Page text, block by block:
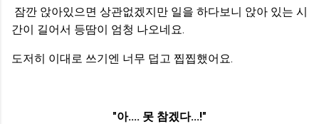
잠깐 앉아있으면 상관없겠지만 일을 하다보니 앉아 있는 시
간이 길어서 등땀이 엄청 나오네요.
도저히 이대로 쓰기엔 너무 덥고 찝찝했어요.
"아.... 못 참겠다...!"